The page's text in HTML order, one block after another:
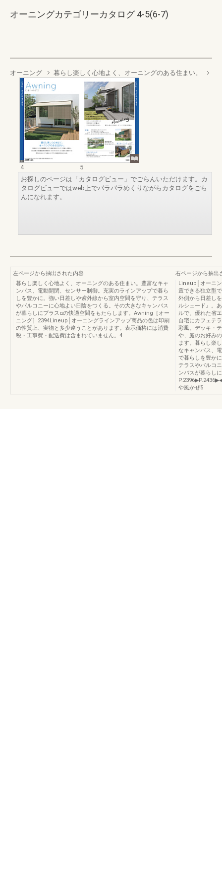
オーニングカテゴリーカタログ 4-5(6-7)
オーニング 暮らし楽しく心地よく、オーニングのある住まい。
4
5
お探しのページは「カタログビュー」でごらんいただけます。カ
タログビューではweb上でパラパラめくりながらカタログをごら
んになれます。
左ページから抽出された内容
暮らし楽しく心地よく、オーニングのある住まい。豊富なキャ
ンバス、電動開閉、センサー制御。充実のラインアップで暮ら
しを豊かに。強い日差しや紫外線から室内空間を守り、テラス
やバルコニーに心地よい日陰をつくる。その大きなキャンバス
が暮らしにプラスαの快適空間をもたらします。Awning［オー
ニング］2394Lineup│オーニングラインアップ商品の色は印刷
の性質上、実物と多少違うことがあります。表示価格には消費
税・工事費・配送費は含まれていません。4
右ページから抽出
Lineup│オーニ
置できる独立型
外側から日差し
ルシェード』。
ルで、優れた省
自宅にカフェテ
彩風。デッキ・
や、庭のお好み
ます。暮らし楽
なキャンバス、
で暮らしを豊か
テラスやバルコ
ンバスが暮らし
や風かぜ5